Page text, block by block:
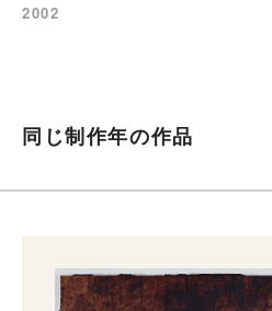
2002
同じ制作年の作品